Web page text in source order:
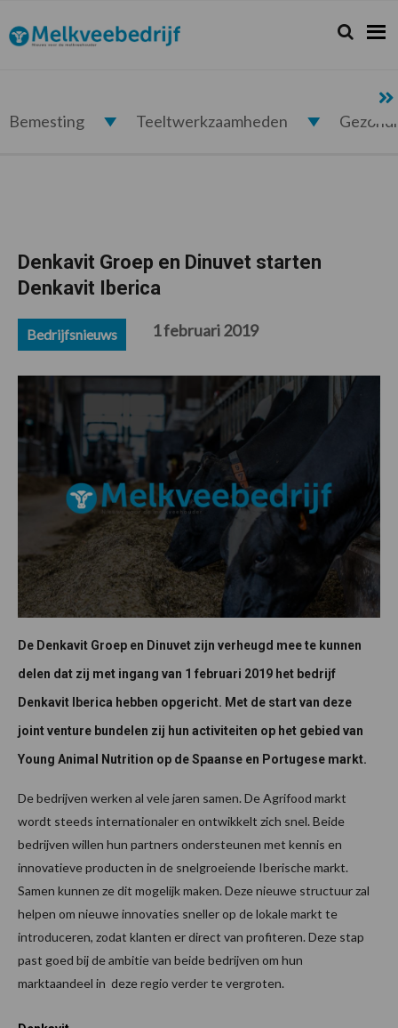
de
hoofdnavigatie
de
hoofd
de
eerste
de
voettekst
Melkveebedrijf.nl Zoeken...
Zoek
Bemesting Teeltwerkzaamheden
Denkavit Groep en Dinuvet starten
Denkavit Iberica
Bedrijfsnieuws 1 februari 2019
De Denkavit Groep en Dinuvet zijn verheugd mee te kunnen
delen dat zij met ingang van 1 februari 2019 het bedrijf
Denkavit Iberica hebben opgericht. Met de start van deze
joint venture bundelen zij hun activiteiten op het gebied van
Young Animal Nutrition op de Spaanse en Portugese markt.
De bedrijven werken al vele jaren samen. De Agrifood markt
wordt steeds internationaler en ontwikkelt zich snel. Beide
bedrijven willen hun partners ondersteunen met kennis en
innovatieve producten in de snelgroeiende Iberische markt.
Samen kunnen ze dit mogelijk maken. Deze nieuwe structuur zal
helpen om nieuwe innovaties sneller op de lokale markt te
introduceren, zodat klanten er direct van profiteren. Deze stap
past goed bij de ambitie van beide bedrijven om hun
marktaandeel in deze regio verder te vergroten.